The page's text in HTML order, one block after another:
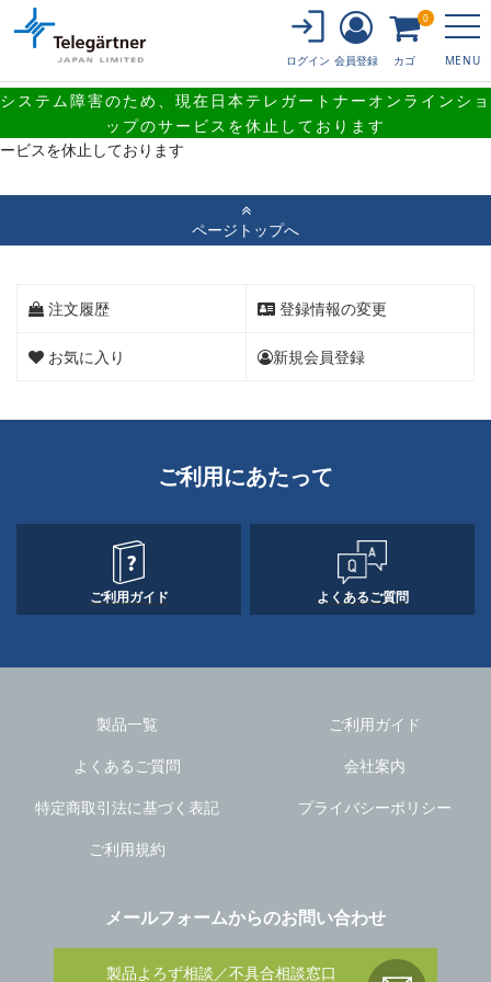
システム障害のため、現在日本テレガートナーオンラインショ
ップのサービスを休止しております
MENU
ログイン 会員登録 カゴ
0
システム障害のため、現在日本テレガートナーオンラインショップのサ
ービスを休止しております
ページトップへ
注文履歴 登録情報の変更
お気に入り 新規会員登録
ご利用にあたって
ご利用ガイド よくあるご質問
製品一覧
ご利用ガイド
よくあるご質問
会社案内
特定商取引法に基づく表記
プライバシーポリシー
ご利用規約
メールフォームからのお問い合わせ
製品よろず相談／不具合相談窓口